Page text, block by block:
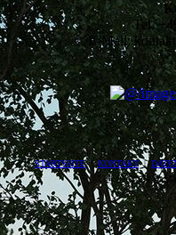
Tel.
E-Mail:
STARTSEITE|KONTAKT|
04.07.2024 ©